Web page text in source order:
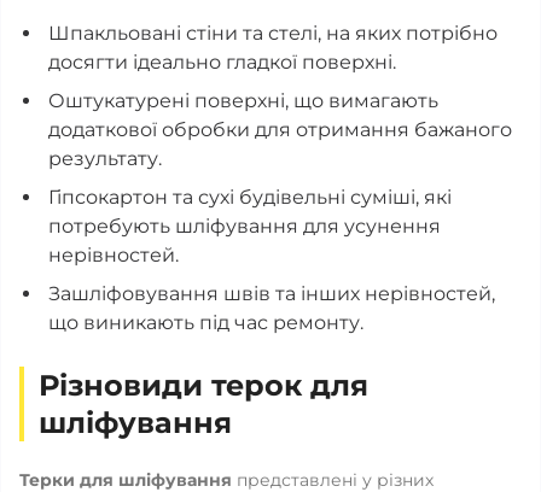
Шпакльовані стіни та стелі, на яких потрібно
досягти ідеально гладкої поверхні.
Оштукатурені поверхні, що вимагають
додаткової обробки для отримання бажаного
результату.
Гіпсокартон та сухі будівельні суміші, які
потребують шліфування для усунення
нерівностей.
Зашліфовування швів та інших нерівностей,
що виникають під час ремонту.
Різновиди терок для
шліфування
Терки для шліфування представлені у різних